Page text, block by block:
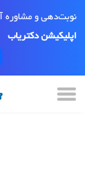
نوبت‌دهی و مشاوره
اپلیکیشن دکتریاب